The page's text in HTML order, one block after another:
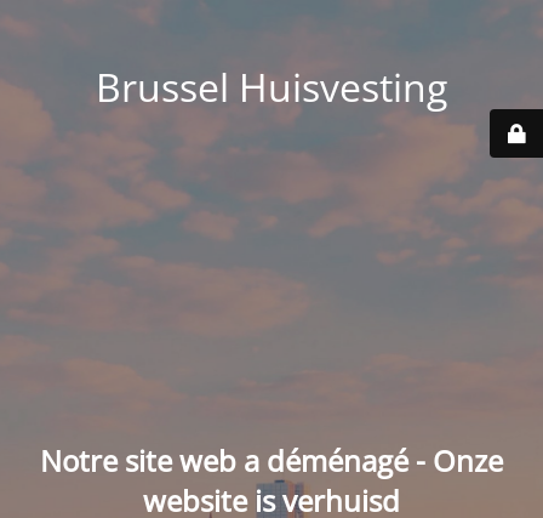
Brussel Huisvesting
Notre site web a déménagé - Onze
website is verhuisd